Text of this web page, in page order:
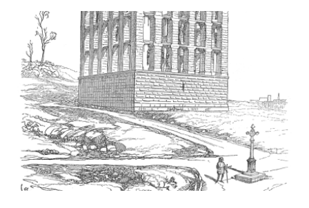
6ÈME ARRONDISSEMENT
7ÈME ARRONDISSEMENT
8ÈME ARRONDISSEMENT
9ÈME ARRONDISSEMENT
10ÈME ARRONDISSEMENT
11ÈME ARRONDISSEMENT
12ÈME ARRONDISSEMENT